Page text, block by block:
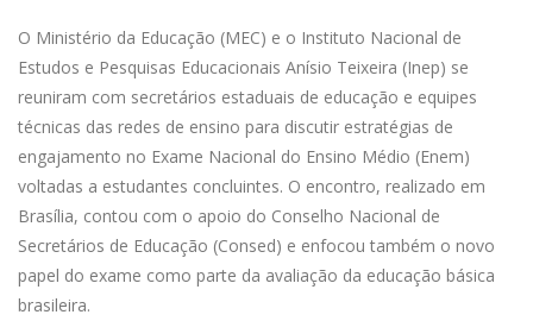
O Ministério da Educação (MEC) e o Instituto Nacional de
Estudos e Pesquisas Educacionais Anísio Teixeira (Inep) se
reuniram com secretários estaduais de educação e equipes
técnicas das redes de ensino para discutir estratégias de
engajamento no Exame Nacional do Ensino Médio (Enem)
voltadas a estudantes concluintes. O encontro, realizado em
Brasília, contou com o apoio do Conselho Nacional de
Secretários de Educação (Consed) e enfocou também o novo
papel do exame como parte da avaliação da educação básica
brasileira.